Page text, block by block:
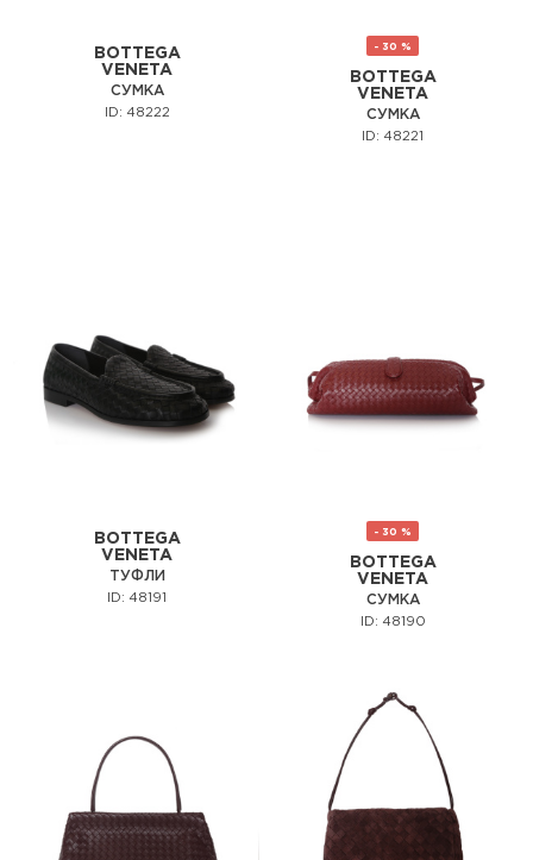
BOTTEGA
VENETA
СУМКА
ID: 48222
- 30 %
BOTTEGA
VENETA
СУМКА
ID: 48221
BOTTEGA
VENETA
ТУФЛИ
ID: 48191
- 30 %
BOTTEGA
VENETA
СУМКА
ID: 48190